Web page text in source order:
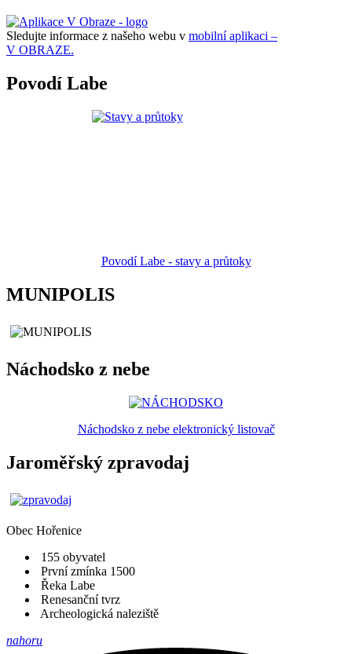
Sledujte informace z našeho webu v mobilní aplikaci –
V OBRAZE.
Povodí Labe
Povodí Labe - stavy a průtoky
MUNIPOLIS
Náchodsko z nebe
Náchodsko z nebe elektronický listovač
Jaroměřský zpravodaj
Obec Hořenice
155 obyvatel
První zmínka 1500
Řeka Labe
Renesanční tvrz
Archeologická naleziště
nahoru